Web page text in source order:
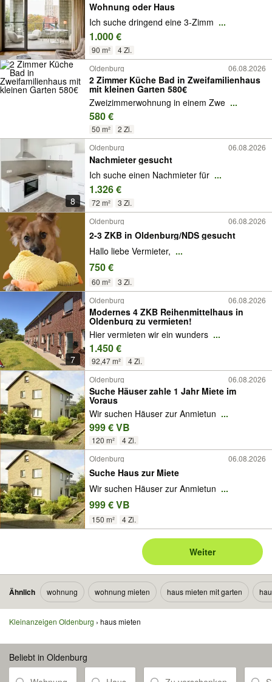
Wohnung oder Haus
Ich suche dringend eine 3-Zimm ...
1.000 €
90 m²
4 Zi.
Oldenburg
06.08.2026
2 Zimmer Küche Bad in Zweifamilienhaus
mit kleinen Garten 580€
Zweizimmerwohnung in einem Zwe ...
580 €
50 m² 2 Zi.
8
Oldenburg 06.08.2026
Nachmieter gesucht
Ich suche einen Nachmieter für ...
1.326 €
72 m²
3 Zi.
Oldenburg
06.08.2026
2-3 ZKB in Oldenburg/NDS gesucht
Hallo liebe Vermieter, ...
750 €
60 m² 3 Zi.
7
Oldenburg 06.08.2026
Modernes 4 ZKB Reihenmittelhaus in
Oldenburg zu vermieten!
Hier vermieten wir ein wunders ...
1.450 €
92,47 m²
4 Zi.
Oldenburg
06.08.2026
Suche Häuser zahle 1 Jahr Miete im
Voraus
Wir suchen Häuser zur Anmietun ...
999 € VB
120 m²
4 Zi.
Oldenburg
06.08.2026
Suche Haus zur Miete
Wir suchen Häuser zur Anmietun ...
999 € VB
150 m² 4 Zi.
Weiter
Ähnlich wohnung wohnung mieten haus mieten mit garten
Kleinanzeigen Oldenburg haus mieten
Beliebt in Oldenburg